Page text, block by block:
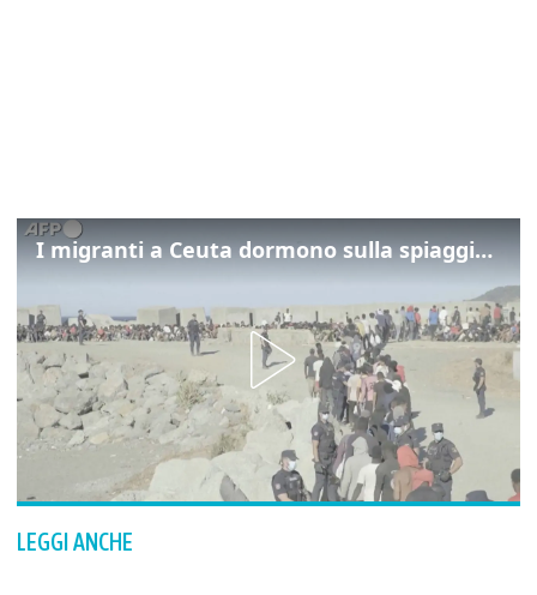
I migranti a Ceuta dormono sulla spiaggia: "Vogliamo entrare in Europa"
LEGGI ANCHE